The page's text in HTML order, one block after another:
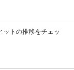
ットの推移をチェッ